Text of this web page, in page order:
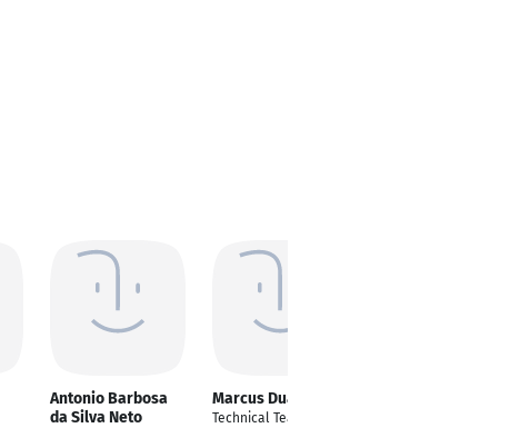
Antonio Barbosa
da Silva Neto
Marcus Duarte
Technical Team Lead